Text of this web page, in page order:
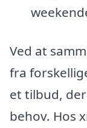
Ved at
fra
et tilbud,
behov. Hos